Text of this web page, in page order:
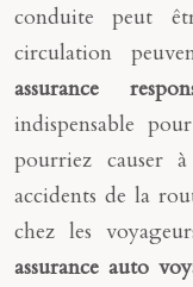
conduite peut
circulation
assurance
indispensable
pourriez causer
accidents de la
chez les
assurance auto